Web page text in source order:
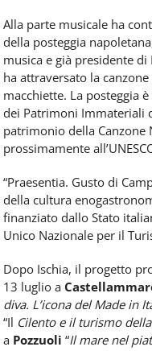
Alla parte musicale ha
della posteggia
musica e già presidente
ha attraversato la
macchiette. La posteggia
dei Patrimoni Immateriali
patrimonio della Canzone
prossimamente
“Praesentia. Gusto di
della cultura
finanziato dallo Stato
Unico Nazionale per il
Dopo Ischia, il progetto
13 luglio a
diva. L’icona del Made in
“Il Cilento e il turismo
a Pozzuoli “Il mare nel